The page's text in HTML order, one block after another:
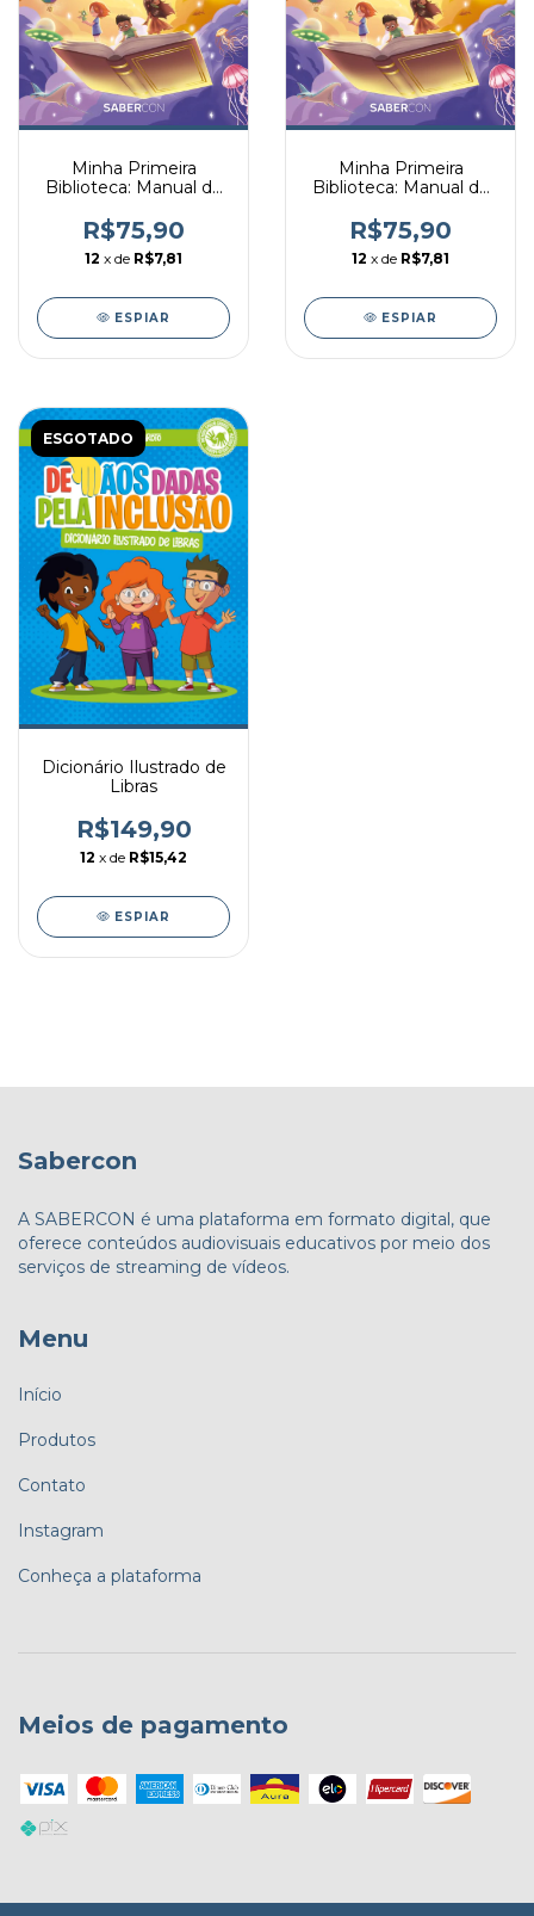
Minha Primeira
Biblioteca: Manual do
R$75,90
12 x de R$7,81
ESPIAR
Minha Primeira
Biblioteca: Manual da
R$75,90
12 x de R$7,81
ESPIAR
ESGOTADO
Dicionário Ilustrado de
Libras
R$149,90
12 x de R$15,42
ESPIAR
Sabercon
A SABERCON é uma plataforma em formato digital, que
oferece conteúdos audiovisuais educativos por meio dos
serviços de streaming de vídeos.
Menu
Início
Produtos
Contato
Instagram
Conheça a plataforma
Meios de pagamento